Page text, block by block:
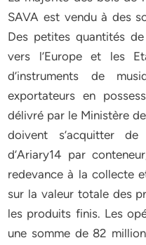
SAVA est vendu à des
Des petites quantités
vers l’Europe et les
d’instruments de
exportateurs en
délivré par le Ministère
doivent s’acquitter
d’Ariary14 par
redevance à la collecte
sur la valeur totale des
les produits finis. Les
une somme de 82